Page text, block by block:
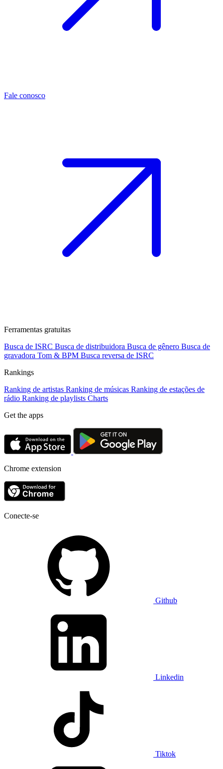
Fale conosco
Ferramentas gratuitas
Busca de ISRC Busca de distribuidora Busca de gênero Busca de
gravadora Tom & BPM Busca reversa de ISRC
Rankings
Ranking de artistas Ranking de músicas Ranking de estações de
rádio Ranking de playlists Charts
Get the apps
Chrome extension
Conecte-se
Github
Linkedin
Tiktok